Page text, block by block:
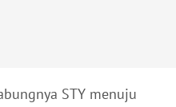
STY menuju